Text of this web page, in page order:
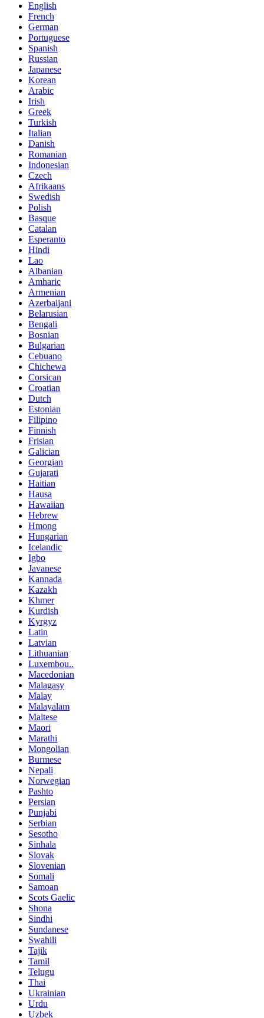
English
French
German
Portuguese
Spanish
Russian
Japanese
Korean
Arabic
Irish
Greek
Turkish
Italian
Danish
Romanian
Indonesian
Czech
Afrikaans
Swedish
Polish
Basque
Catalan
Esperanto
Hindi
Lao
Albanian
Amharic
Armenian
Azerbaijani
Belarusian
Bengali
Bosnian
Bulgarian
Cebuano
Chichewa
Corsican
Croatian
Dutch
Estonian
Filipino
Finnish
Frisian
Galician
Georgian
Gujarati
Haitian
Hausa
Hawaiian
Hebrew
Hmong
Hungarian
Icelandic
Igbo
Javanese
Kannada
Kazakh
Khmer
Kurdish
Kyrgyz
Latin
Latvian
Lithuanian
Luxembou..
Macedonian
Malagasy
Malay
Malayalam
Maltese
Maori
Marathi
Mongolian
Burmese
Nepali
Norwegian
Pashto
Persian
Punjabi
Serbian
Sesotho
Sinhala
Slovak
Slovenian
Somali
Samoan
Scots Gaelic
Shona
Sindhi
Sundanese
Swahili
Tajik
Tamil
Telugu
Thai
Ukrainian
Urdu
Uzbek